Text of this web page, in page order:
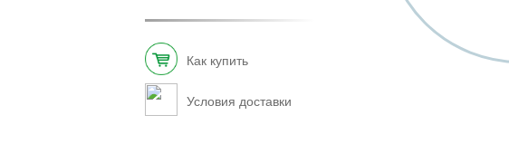
Как купить
Условия доставки